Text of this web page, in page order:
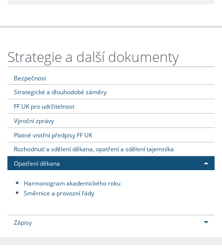
Strategie a další dokumenty
Bezpečnost
Strategické a dlouhodobé záměry
FF UK pro udržitelnost
Výroční zprávy
Platné vnitřní předpisy FF UK
Rozhodnutí a sdělení děkana, opatření a sdělení tajemníka
Opatření děkana
Harmonogram akademického roku
Směrnice a provozní řády
Zápisy